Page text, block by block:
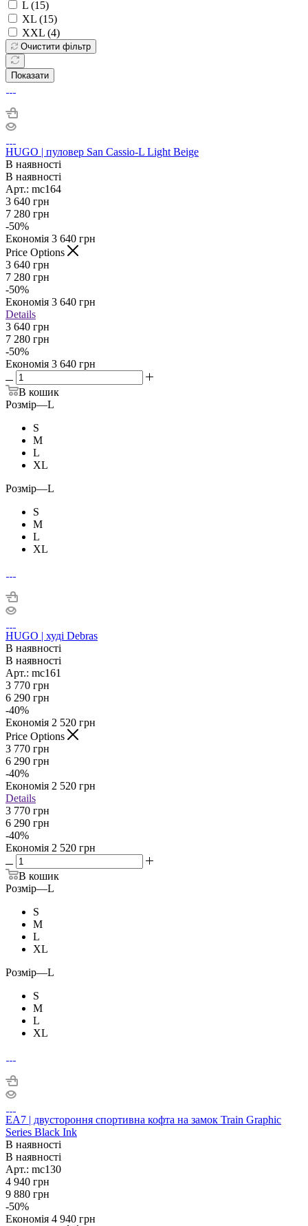
L (15)
XL (15)
XXL (4)
Очистити фільтр
Показати
HUGO | пуловер San Cassio-L Light Beige
В наявності
В наявності
Арт.: mc164
3 640 грн
7 280 грн
-50%
Економія 3 640 грн
Price Options
3 640 грн
7 280 грн
-50%
Економія 3 640 грн
Details
3 640 грн
7 280 грн
-50%
Економія 3 640 грн
В кошик
Розмір—L
S
M
L
XL
Розмір—L
S
M
L
XL
HUGO | худі Debras
В наявності
В наявності
Арт.: mc161
3 770 грн
6 290 грн
-40%
Економія 2 520 грн
Price Options
3 770 грн
6 290 грн
-40%
Економія 2 520 грн
Details
3 770 грн
6 290 грн
-40%
Економія 2 520 грн
В кошик
Розмір—L
S
M
L
XL
Розмір—L
S
M
L
XL
EA7 | двустороння спортивна кофта на замок Train Graphic
Series Black Ink
В наявності
В наявності
Арт.: mc130
4 940 грн
9 880 грн
-50%
Економія 4 940 грн